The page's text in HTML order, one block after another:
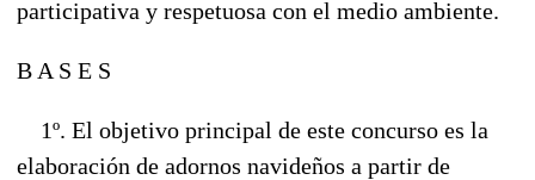
participativa y respetuosa con el medio ambiente.
B A S E S
1º. El objetivo principal de este concurso es la
elaboración de adornos navideños a partir de